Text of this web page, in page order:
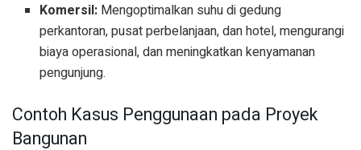
Komersil: Mengoptimalkan suhu di gedung
perkantoran, pusat perbelanjaan, dan hotel, mengurangi
biaya operasional, dan meningkatkan kenyamanan
pengunjung.
Contoh Kasus Penggunaan pada Proyek
Bangunan